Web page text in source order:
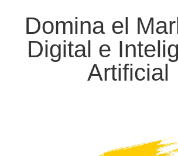
Domina el
Digital e
Artificial